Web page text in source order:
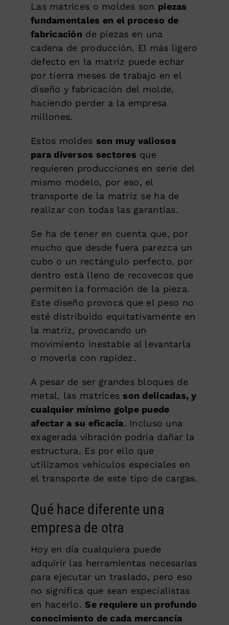
Las matrices o moldes son piezas
fundamentales en el proceso de
fabricación de piezas en una
cadena de producción. El más ligero
defecto en la matriz puede echar
por tierra meses de trabajo en el
diseño y fabricación del molde,
haciendo perder a la empresa
millones.
Estos moldes son muy valiosos
para diversos sectores que
requieren producciones en serie del
mismo modelo, por eso, el
transporte de la matriz se ha de
realizar con todas las garantías.
Se ha de tener en cuenta que, por
mucho que desde fuera parezca un
cubo o un rectángulo perfecto, por
dentro está lleno de recovecos que
permiten la formación de la pieza.
Este diseño provoca que el peso no
esté distribuido equitativamente en
la matriz, provocando un
movimiento inestable al levantarla
o moverla con rapidez.
A pesar de ser grandes bloques de
metal, las matrices son delicadas, y
cualquier mínimo golpe puede
afectar a su eficacia. Incluso una
exagerada vibración podría dañar la
estructura. Es por ello que
utilizamos vehículos especiales en
el transporte de este tipo de cargas.
Qué hace diferente una
empresa de otra
Hoy en día cualquiera puede
adquirir las herramientas necesarias
para ejecutar un traslado, pero eso
no significa que sean especialistas
en hacerlo.Se requiere un profundo
conocimiento de cada mercancía